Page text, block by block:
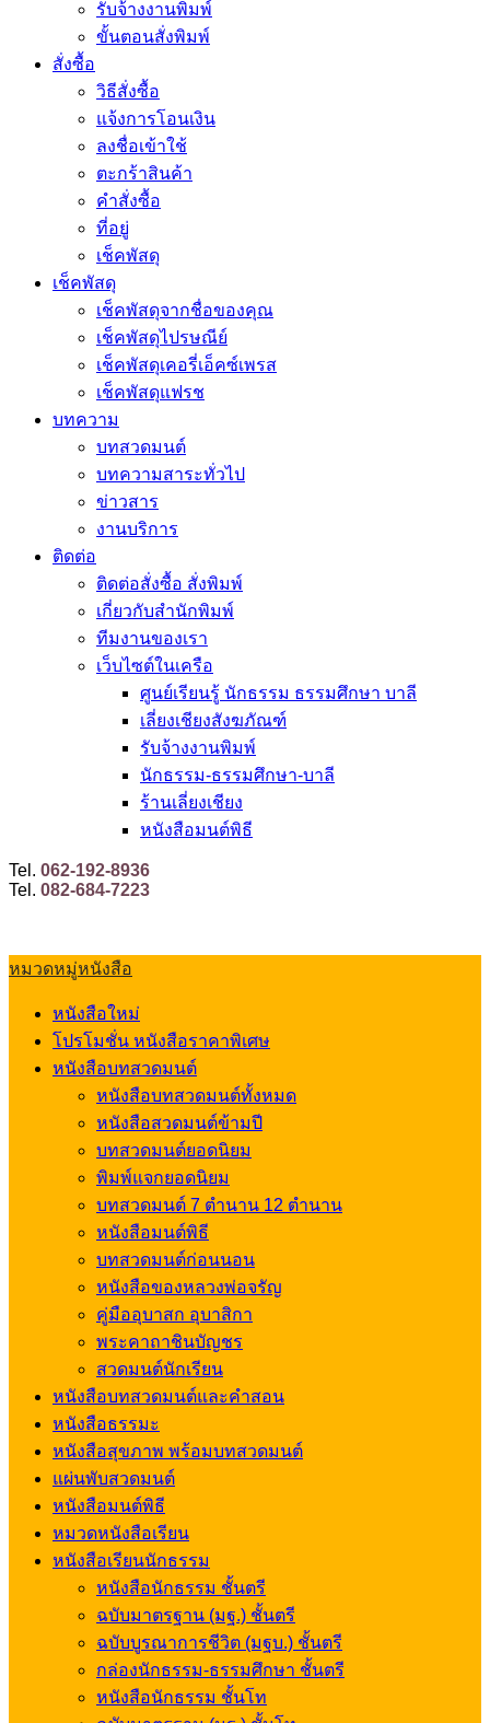
รับจ้างงานพิมพ์
ขั้นตอนสั่งพิมพ์
สั่งซื้อ
วิธีสั่งซื้อ
แจ้งการโอนเงิน
ลงชื่อเข้าใช้
ตะกร้าสินค้า
คำสั่งซื้อ
ที่อยู่
เช็คพัสดุ
เช็คพัสดุ
เช็คพัสดุจากชื่อของคุณ
เช็คพัสดุไปรษณีย์
เช็คพัสดุเคอรี่เอ็คซ์เพรส
เช็คพัสดุแฟรช
บทความ
บทสวดมนต์
บทความสาระทั่วไป
ข่าวสาร
งานบริการ
ติดต่อ
ติดต่อสั่งซื้อ สั่งพิมพ์
เกี่ยวกับสำนักพิมพ์
ทีมงานของเรา
เว็บไซต์ในเครือ
ศูนย์เรียนรู้ นักธรรม ธรรมศึกษา บาลี
เลี่ยงเชียงสังฆภัณฑ์
รับจ้างงานพิมพ์
นักธรรม-ธรรมศึกษา-บาลี
ร้านเลี่ยงเชียง
หนังสือมนต์พิธี
Tel. 062-192-8936
Tel. 082-684-7223
หมวดหมู่หนังสือ
หนังสือใหม่
โปรโมชั่น หนังสือราคาพิเศษ
หนังสือบทสวดมนต์
หนังสือบทสวดมนต์ทั้งหมด
หนังสือสวดมนต์ข้ามปี
บทสวดมนต์ยอดนิยม
พิมพ์แจกยอดนิยม
บทสวดมนต์ 7 ตำนาน 12 ตำนาน
หนังสือมนต์พิธี
บทสวดมนต์ก่อนนอน
หนังสือของหลวงพ่อจรัญ
คู่มืออุบาสก อุบาสิกา
พระคาถาชินบัญชร
สวดมนต์นักเรียน
หนังสือบทสวดมนต์และคำสอน
หนังสือธรรมะ
หนังสือสุขภาพ พร้อมบทสวดมนต์
แผ่นพับสวดมนต์
หนังสือมนต์พิธี
หมวดหนังสือเรียน
หนังสือเรียนนักธรรม
หนังสือนักธรรม ชั้นตรี
ฉบับมาตรฐาน (มฐ.) ชั้นตรี
ฉบับบูรณาการชีวิต (มฐบ.) ชั้นตรี
กล่องนักธรรม-ธรรมศึกษา ชั้นตรี
หนังสือนักธรรม ชั้นโท